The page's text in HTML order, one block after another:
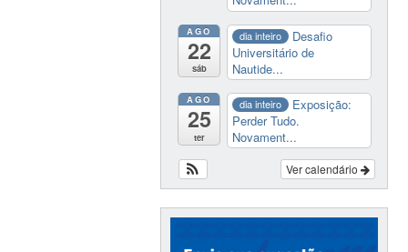
AGO
22
sáb
dia inteiro
Desafio
Universitário de
Nautide...
AGO
25
ter
dia inteiro
Exposição:
Perder Tudo.
Novament...
Ver calendário